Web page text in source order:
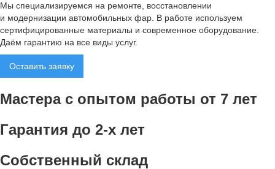
Мы специализируемся на ремонте, восстановлении
и модернизации автомобильных фар. В работе используем
сертифицированные материалы и современное оборудование.
Даём гарантию на все виды услуг.
Оставить заявку
Мастера с опытом работы от 7 лет
Гарантия до 2-х лет
Собственный склад